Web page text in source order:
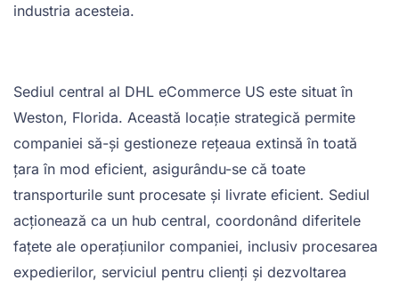
industria acesteia.
Sediul central al DHL eCommerce US este situat în
Weston, Florida. Această locație strategică permite
companiei să-și gestioneze rețeaua extinsă în toată
țara în mod eficient, asigurându-se că toate
transporturile sunt procesate și livrate eficient. Sediul
acționează ca un hub central, coordonând diferitele
fațete ale operațiunilor companiei, inclusiv procesarea
expedierilor, serviciul pentru clienți și dezvoltarea